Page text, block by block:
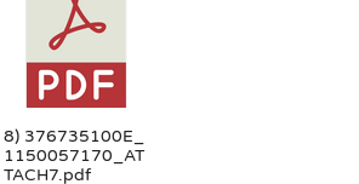
8) 376735100E_
1150057170_AT
TACH7.pdf